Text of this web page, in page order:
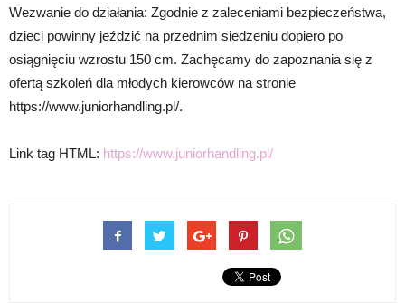
Wezwanie do działania: Zgodnie z zaleceniami bezpieczeństwa,
dzieci powinny jeździć na przednim siedzeniu dopiero po
osiągnięciu wzrostu 150 cm. Zachęcamy do zapoznania się z
ofertą szkoleń dla młodych kierowców na stronie
https://www.juniorhandling.pl/.
Link tag HTML: https://www.juniorhandling.pl/